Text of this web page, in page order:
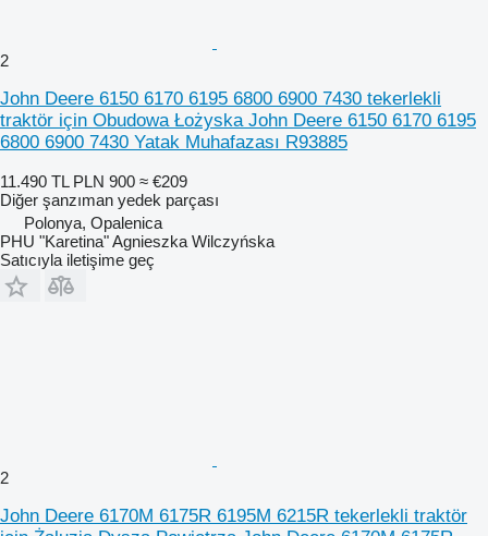
2
John Deere 6150 6170 6195 6800 6900 7430 tekerlekli
traktör için Obudowa Łożyska John Deere 6150 6170 6195
6800 6900 7430 Yatak Muhafazası R93885
11.490 TL PLN 900 ≈ €209
Diğer şanzıman yedek parçası
Polonya, Opalenica
PHU "Karetina" Agnieszka Wilczyńska
Satıcıyla iletişime geç
2
John Deere 6170M 6175R 6195M 6215R tekerlekli traktör